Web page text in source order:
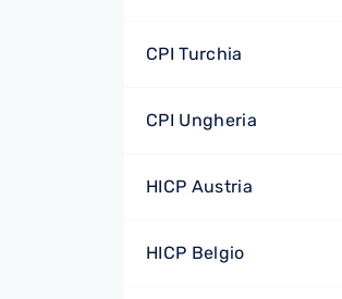
CPI Turchia
CPI Ungheria
HICP Austria
HICP Belgio